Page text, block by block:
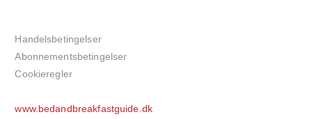
Handelsbetingelser
Abonnementsbetingelser
Cookieregler
www.bedandbreakfastguide.dk